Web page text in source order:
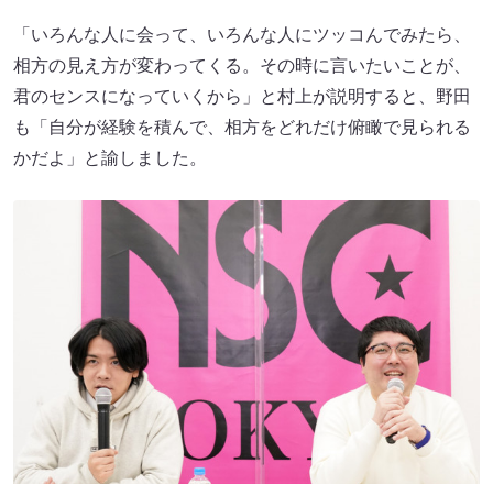
「いろんな人に会って、いろんな人にツッコんでみたら、
相方の見え方が変わってくる。その時に言いたいことが、
君のセンスになっていくから」と村上が説明すると、野田
も「自分が経験を積んで、相方をどれだけ俯瞰で見られる
かだよ」と諭しました。